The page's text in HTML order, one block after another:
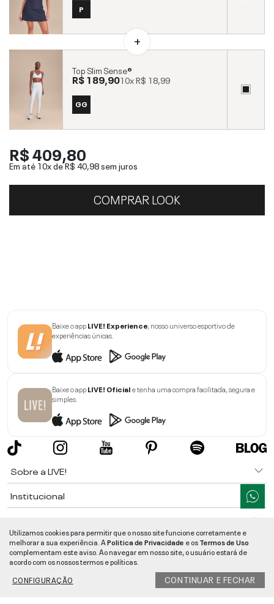
P
Top Slim Sense®
R$ 189,9010xR$ 18,99
GG
R$ 409,80
Em até 10x deR$ 40,98sem juros
COMPRAR LOOK
Baixe o appLIVE! Experience , nosso universo esportivo de
experiências únicas.
Baixe o appLIVE! Oficiale tenha uma compra facilitada, segura e
simples.
Sobre a LIVE!
Institucional
Ajuda
Segurança e Qualidade
LIVE!©2026- TODOS OS DIREITOS RESERVADOS -RUA MANOEL FRANCISCO
Utilizamos cookies para permitir que o nosso site funcione corretamente e
melhorar a sua experiência. APolitica de Privacidade e osTermos de Uso
complementam este aviso. Ao navegar em nosso site, o usuário estará de
acordo com os nossos termos e políticas.
CONFIGURAÇÃO
CONTINUAR E FECHAR